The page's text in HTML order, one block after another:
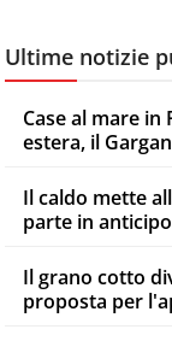
Ultime notizie
Case al mare in
estera, il
Il caldo mette
parte in anticipo
Il grano cotto
proposta per